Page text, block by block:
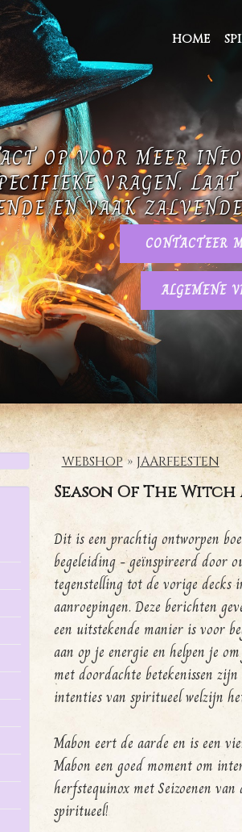
HOME
OP VOOR MEER
VRAGEN.
EN VAAK
CONTACTEER
ALGEMENE
WEBSHOP JAARFEESTEN
Season Of The
Dit is een prachtig ontworpen
begeleiding - geïnspireerd door
tegenstelling tot de vorige
aanroepingen. Deze berichten
een uitstekende manier is voor
aan op je energie en helpen je
met doordachte betekenissen
intenties van spiritueel welzijn
Mabon eert de aarde en is een
Mabon een goed moment om
herfstequinox met Seizoenen
spiritueel!